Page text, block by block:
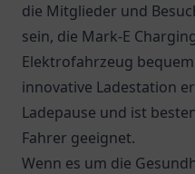
die Mitglieder und
sein, die Mark-E
Elektrofahrzeug
innovative Ladestation
Ladepause und ist
Fahrer geeignet.
Wenn es um die